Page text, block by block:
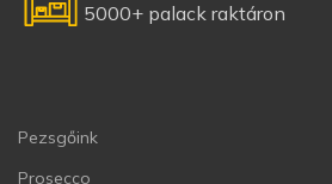
5000+ palack raktáron
Pezsgőink
Prosecco